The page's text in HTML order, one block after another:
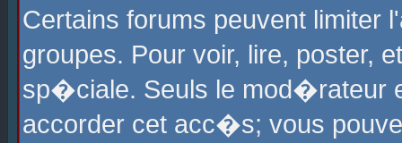
Certains forums peuvent
groupes. Pour voir, lire, poster,
sp�ciale. Seuls le mod�rateur
accorder cet acc�s; vous